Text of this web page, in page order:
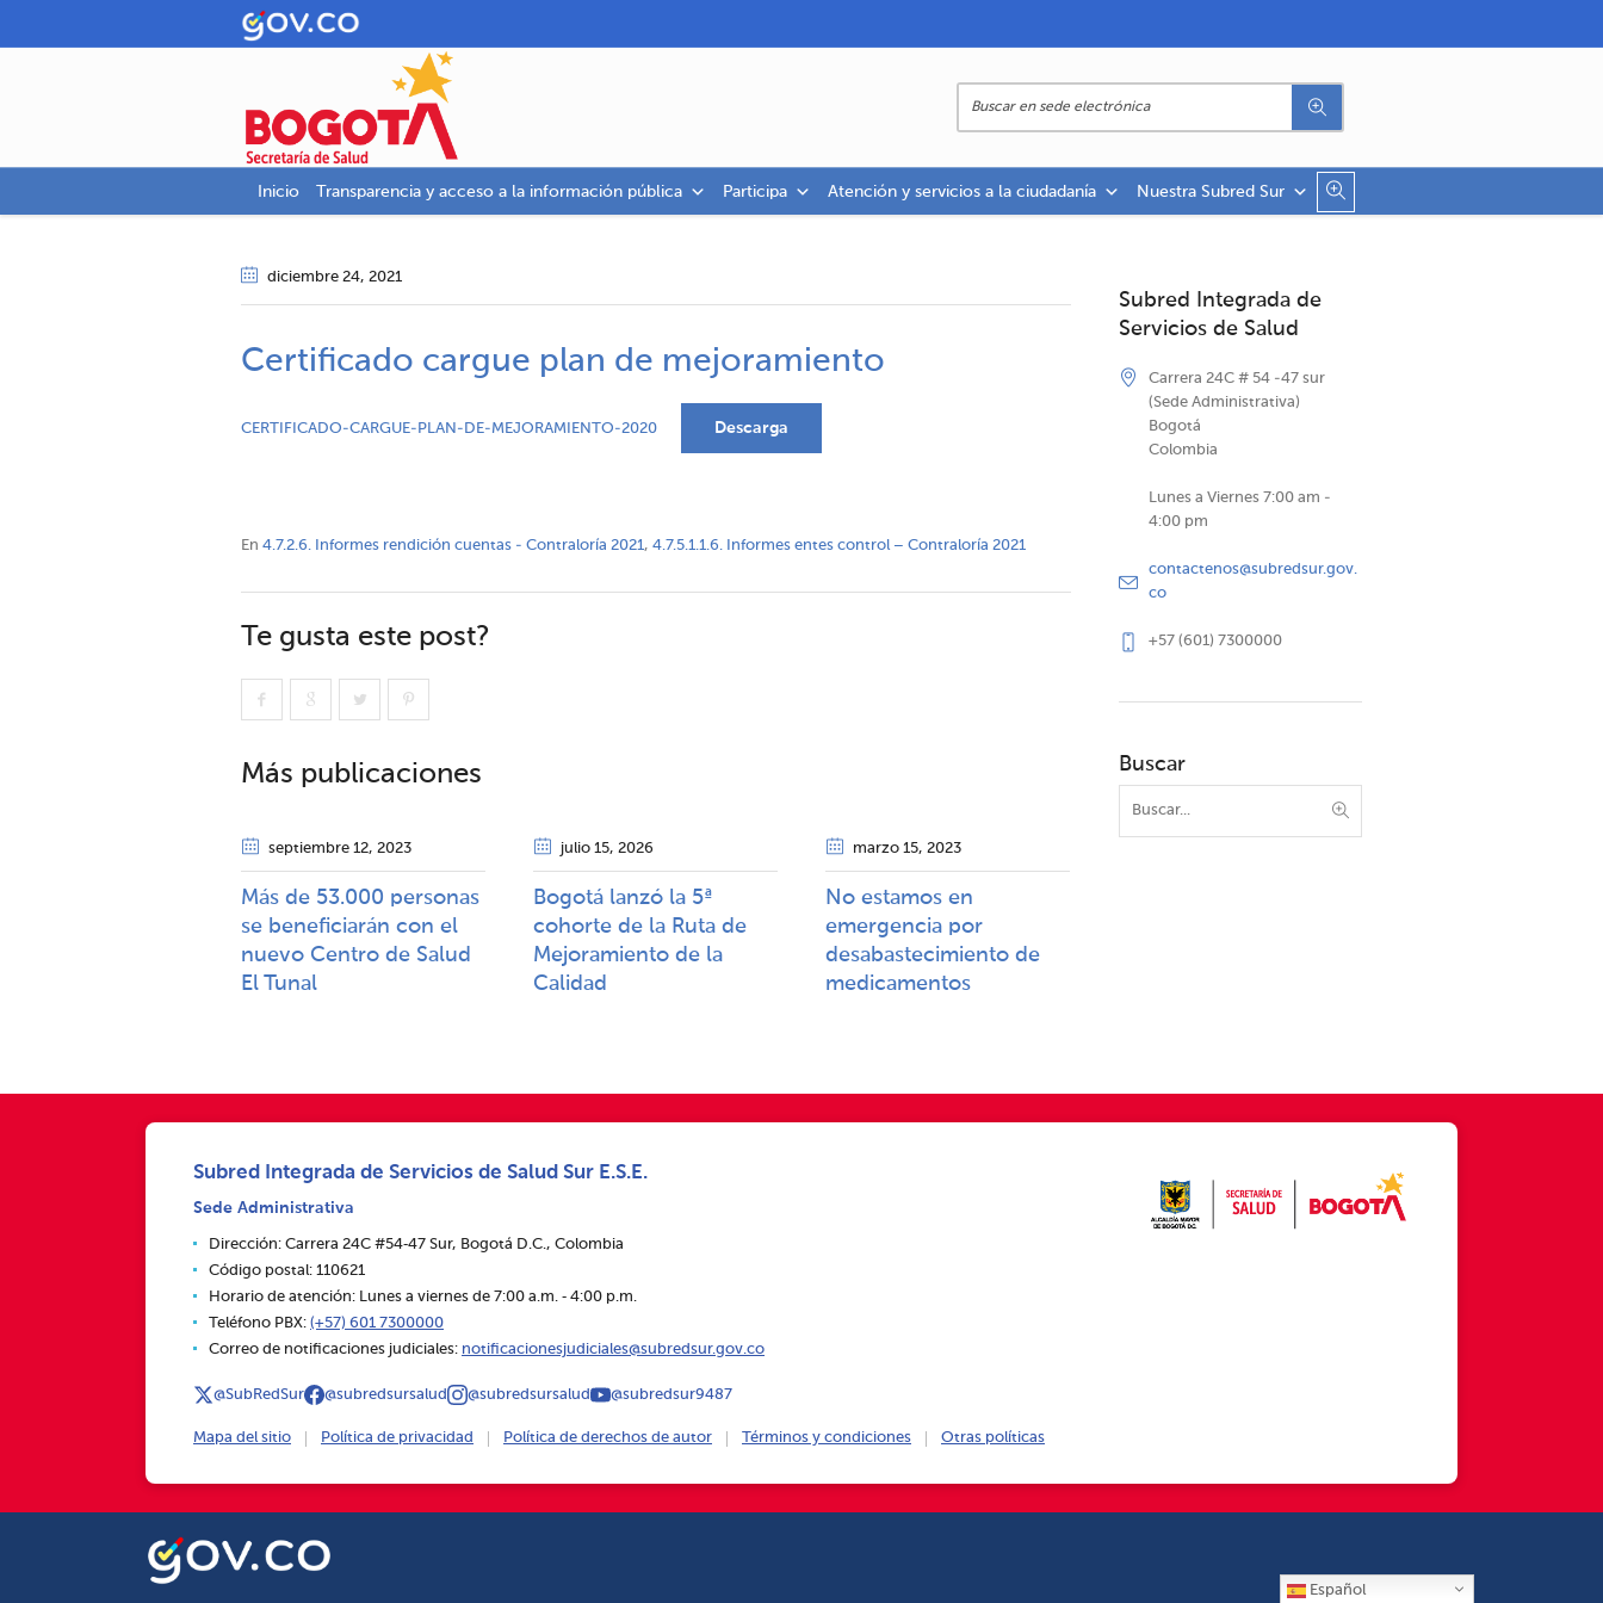
Inicio Transparencia y acceso a la información pública Participa Atención y servicios a la ciudadanía Nuestra Subred Sur
diciembre 24, 2021
Certificado cargue plan de mejoramiento
CERTIFICADO-CARGUE-PLAN-DE-MEJORAMIENTO-2020 Descarga
En 4.7.2.6. Informes rendición cuentas - Contraloría 2021, 4.7.5.1.1.6. Informes entes control – Contraloría 2021
Te gusta este post?
Más publicaciones
septiembre 12, 2023
Más de 53.000 personas
se beneficiarán con el
nuevo Centro de Salud
El Tunal
julio 15, 2026
Bogotá lanzó la 5ª
cohorte de la Ruta de
Mejoramiento de la
Calidad​​
marzo 15, 2023
No estamos en
emergencia por
desabastecimiento de
medicamentos
Subred Integrada de
Servicios de Salud
Carrera 24C # 54 -47 sur
(Sede Administrativa)
Bogotá
Colombia
Lunes a Viernes 7:00 am -
4:00 pm
contactenos@subredsur.gov.
co
+57 (601) 7300000
Buscar
Subred Integrada de Servicios de Salud Sur E.S.E.
Sede Administrativa
Dirección: Carrera 24C #54‑47 Sur, Bogotá D.C., Colombia
Código postal: 110621
Horario de atención: Lunes a viernes de 7:00 a.m. ‑ 4:00 p.m.
Teléfono PBX: (+57) 601 7300000
Correo de notificaciones judiciales: notificacionesjudiciales@subredsur.gov.co
@SubRedSur @subredsursalud @subredsursalud @subredsur9487
Mapa del sitio Política de privacidad Política de derechos de autor Términos y condiciones Otras políticas
Español